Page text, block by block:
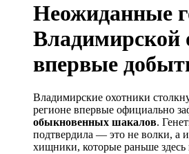
Неожиданные
Владимирской
впервые
Владимирские охотники
регионе впервые официально
обыкновенных шакалов.
подтвердила — это не волки, а
хищники, которые раньше здесь